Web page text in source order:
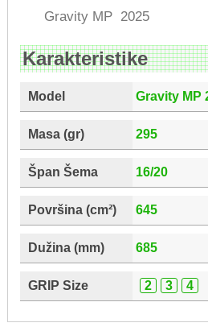
Gravity MP 2025
Karakteristike
Model Gravity MP
Masa (gr) 295
Špan Šema 16/20
Površina (cm²) 645
Dužina (mm) 685
GRIP Size 2 3 4